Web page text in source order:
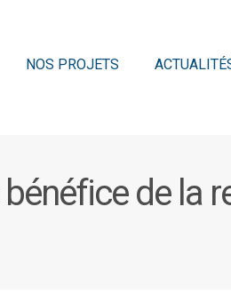
NOS PROJETS
de la